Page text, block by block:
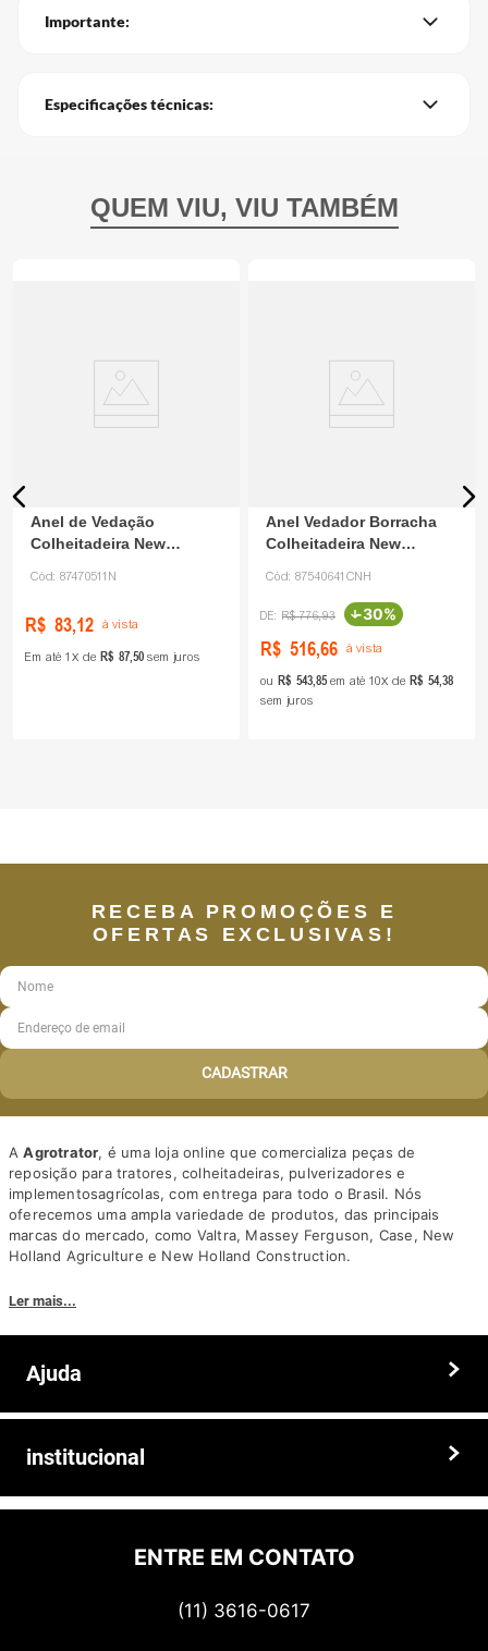
Importante:
Especificações técnicas:
Anel de Vedação
Colheitadeira New
Cód: 87470511N
R$ 83,12 à vista
Em até 1 de R$ 8750 sem juros
Anel Vedador Borracha
Colheitadeira New
Cód: 87540641CNH
R$ 776,93 -30%
R$ 516,66 à vista
ou R$ 54385 em até 10 de R$ 54,38
sem juros
RECEBA PROMOÇÕES E
OFERTAS EXCLUSIVAS!
CADASTRAR
AAgrotrator, é uma loja online que comercializa peças de
reposição para tratores, colheitadeiras, pulverizadores e
implementosagrícolas, com entrega para todo o Brasil. Nós
oferecemos uma ampla variedade de produtos, das principais
marcas do mercado, como Valtra, Massey Ferguson, Case, New
Holland Agriculture e New Holland Construction.
competitivos. Nós também oferecemos um atendimento
personalizado, com equipe de profissionais altamente capacitados
Somos a solução ideal para quem busca peças e acessórios agrícolas
Ler mais...
Ajuda
Prazos e entregas
institucional
Quem somos
Politica de privacidadeENTRE EM CONTATO
(11) 3616-0617